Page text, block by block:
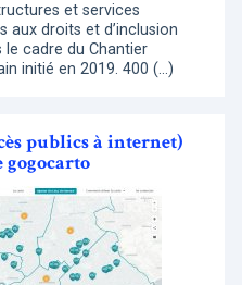
et services
aux droits et d’inclusion
le cadre du Chantier
initié en 2019. 400 (…)
publics à internet)